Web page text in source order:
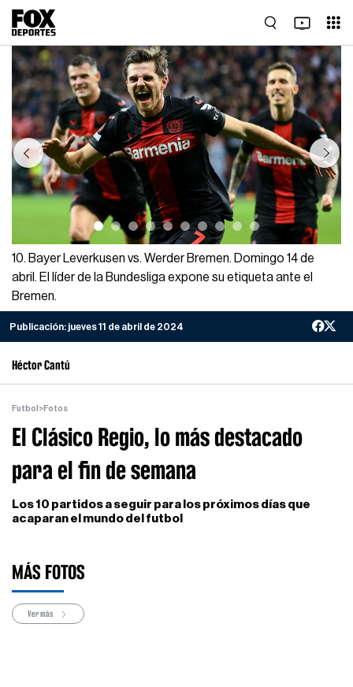
Previous Next
10. Bayer Leverkusen vs. Werder Bremen. Domingo 14 de
abril. El líder de la Bundesliga expone su etiqueta ante el
Bremen.
Publicación: jueves 11 de abril de 2024
Héctor Cantú
Futbol >Fotos
El Clásico Regio, lo más destacado
para el fin de semana
Los 10 partidos a seguir para los próximos días que
acaparan el mundo del futbol
MÁS FOTOS
Ver más